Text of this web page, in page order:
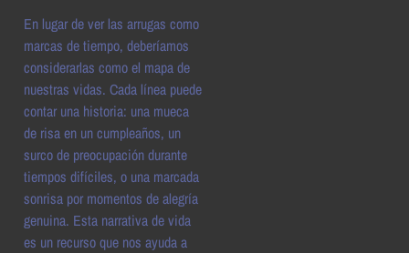
En lugar de ver las arrugas como
marcas de tiempo, deberíamos
considerarlas como el mapa de
nuestras vidas. Cada línea puede
contar una historia: una mueca
de risa en un cumpleaños, un
surco de preocupación durante
tiempos difíciles, o una marcada
sonrisa por momentos de alegría
genuina. Esta narrativa de vida
es un recurso que nos ayuda a